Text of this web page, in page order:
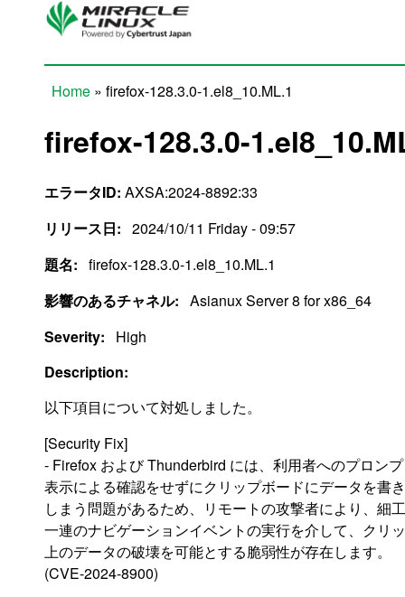
Skip to main content
Home » firefox-128.3.0-1.el8_10.ML.1
firefox-128.3.0-
エラータID: AXSA:2024-8892:33
リリース日: 2024/10/11 Friday - 09:57
題名: firefox-128.3.0-1.el8_10.ML.1
影響のあるチャネル: Asianux Server 8 for x86_64
Severity:
High
Description:
以下項目について対処しました。
[Security Fix]
- Firefox および Thunderbird には、利用者へのプロン
表示による確認をせずにクリップボードにデータを書
しまう問題があるため、リモートの攻撃者により、細
一連のナビゲーションイベントの実行を介して、クリ
上のデータの破壊を可能とする脆弱性が存在します。
(CVE-2024-8900)